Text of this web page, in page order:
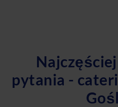
pytania -